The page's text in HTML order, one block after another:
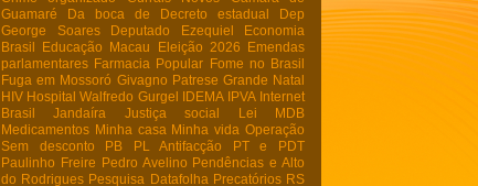
Guamaré
Da boca de Decreto estadual
Dep
George Soares
Deputado Ezequiel
Economia
Brasil
Educação Macau Eleição 2026
Emendas
parlamentares Farmacia Popular Fome no Brasil
Fuga em Mossoró Givagno Patrese Grande Natal
HIV Hospital Walfredo Gurgel IDEMA IPVA Internet
Brasil
Jandaíra Justiça social Lei
MDB
Medicamentos Minha casa Minha vida Operação
Sem desconto
PB PL Antifacção
PT e PDT
Paulinho Freire Pedro Avelino Pendências e Alto
do Rodrigues Pesquisa Datafolha Precatórios RS